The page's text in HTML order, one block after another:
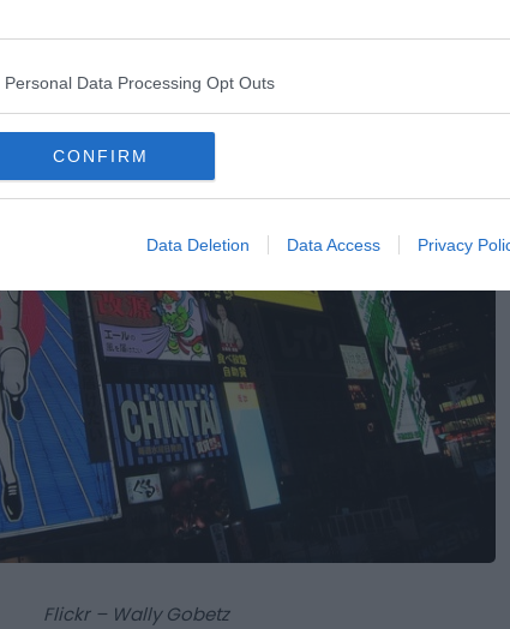
Personal Data Processing Opt Outs
CONFIRM
Data Deletion Data Access Privacy
de Namba
Flickr – Wally Gobetz